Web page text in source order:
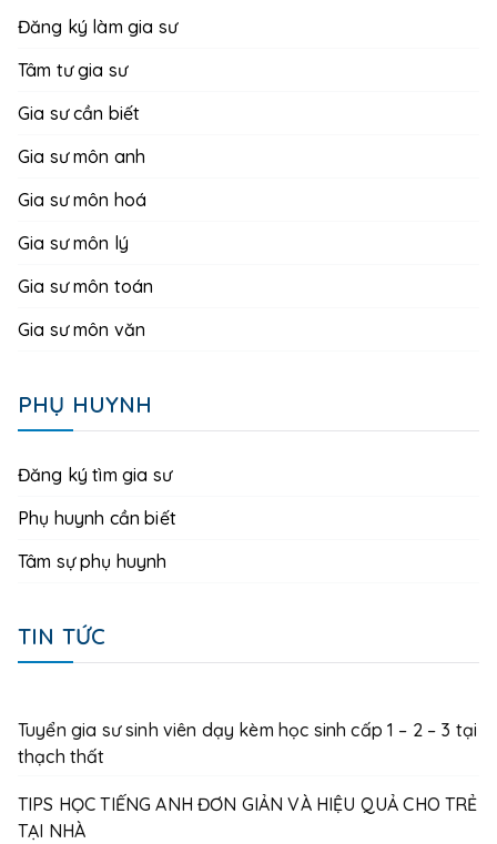
Đăng ký làm gia sư
Tâm tư gia sư
Gia sư cần biết
Gia sư môn anh
Gia sư môn hoá
Gia sư môn lý
Gia sư môn toán
Gia sư môn văn
PHỤ HUYNH
Đăng ký tìm gia sư
Phụ huynh cần biết
Tâm sự phụ huynh
TIN TỨC
Tuyển gia sư sinh viên dạy kèm học sinh cấp 1 – 2 – 3 tại
thạch thất
TIPS HỌC TIẾNG ANH ĐƠN GIẢN VÀ HIỆU QUẢ CHO TRẺ
TẠI NHÀ